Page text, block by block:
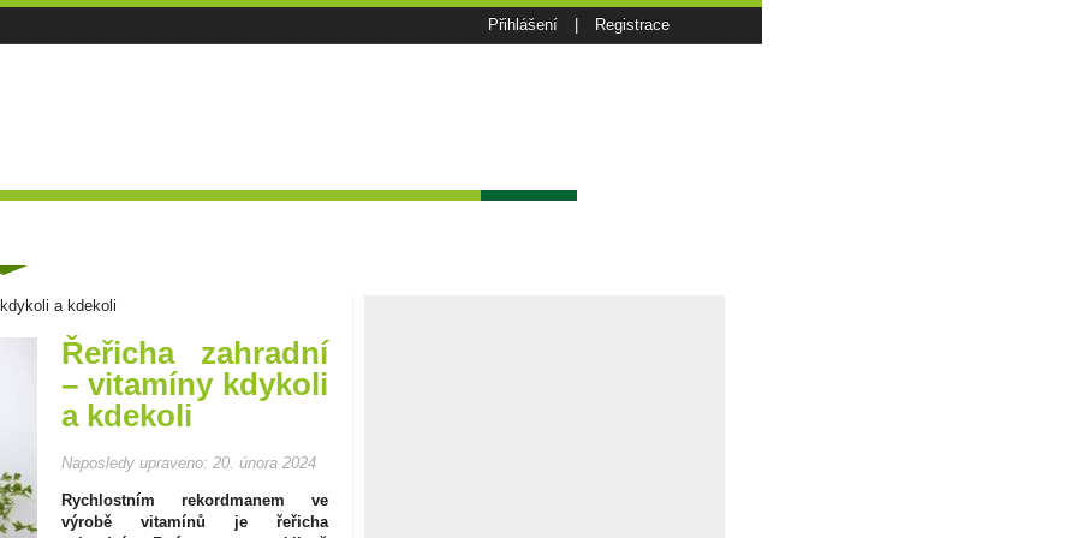
Přihlášení Registrace
a kdekoli
Řeřicha zahradní
– vitamíny kdykoli
a kdekoli
Naposledy upraveno: 20. února 2024
Rychlostním rekordmanem ve
výrobě vitamínů je řeřicha